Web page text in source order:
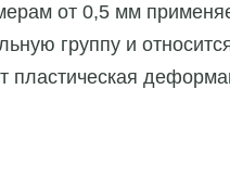
от 0,5 мм
группу и
пластическая